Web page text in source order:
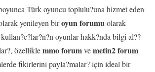
Türk oyuncu toplulu?una hizmet eden
yenileyen biroyun forumuolarak
oyunlar hakk?nda bilgi al??
özelliklemmo forumvemetin2 forum
fikirlerini payla?malar? için ideal bir